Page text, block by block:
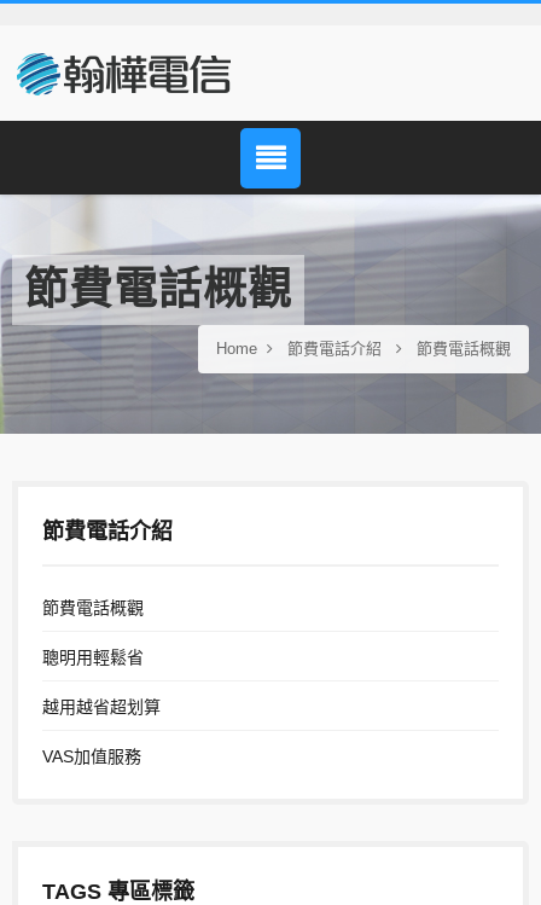
節費電話概觀
Home 節費電話介紹 節費電話概觀
節費電話介紹
節費電話概觀
聰明用輕鬆省
越用越省超划算
VAS加值服務
TAGS 專區標籤